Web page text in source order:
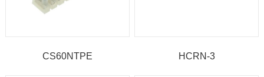
CS60NTPE HCRN-3